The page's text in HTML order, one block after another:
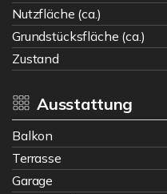
Nutzfläche (ca.)
Grundstücksfläche (ca.)
Zustand
Ausstattung
Balkon
Terrasse
Garage